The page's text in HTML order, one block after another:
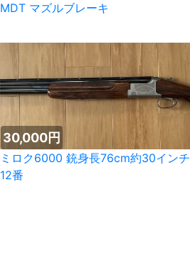
MDT マズルブレーキ
30,000円
ミロク6000 銃身長76cm約30インチ
12番